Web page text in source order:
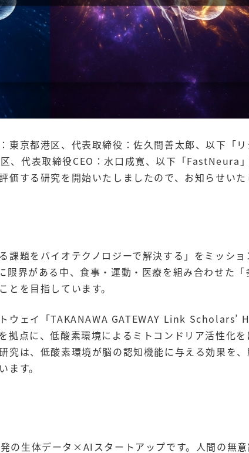
東京都港区、代表取締役：佐久間善太郎、以下「
、代表取締役CEO：水口成寛、以下「FastNeura
価する研究を開始いたしましたので、お知らせいた
課題をバイオテクノロジーで解決する」をミッシ
限界がある中、食事・運動・医療を組み合わせた
とを目指しています。
ウェイ「TAKANAWA GATEWAY Link Scholars’
拠点に、低酸素環境によるミトコンドリア活性化
究は、低酸素環境が脳の認知機能に与える効果を
す。
の生体データ×AIスタートアップです。人間の無